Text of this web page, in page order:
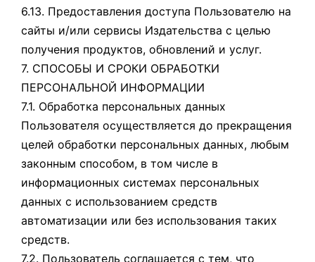
6.13. Предоставления доступа Пользователю на
сайты и/или сервисы Издательства с целью
получения продуктов, обновлений и услуг.
7. СПОСОБЫ И СРОКИ ОБРАБОТКИ
ПЕРСОНАЛЬНОЙ ИНФОРМАЦИИ
7.1. Обработка персональных данных
Пользователя осуществляется до прекращения
целей обработки персональных данных, любым
законным способом, в том числе в
информационных системах персональных
данных с использованием средств
автоматизации или без использования таких
средств.
7.2. Пользователь соглашается с тем, что